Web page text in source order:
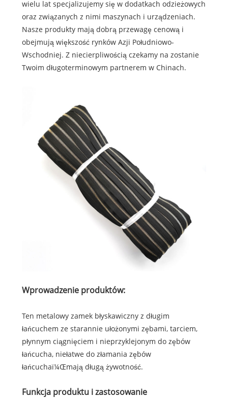
wielu lat specjalizujemy się w dodatkach odzieżowych
oraz związanych z nimi maszynach i urządzeniach.
Nasze produkty mają dobrą przewagę cenową i
obejmują większość rynków Azji Południowo-
Wschodniej. Z niecierpliwością czekamy na zostanie
Twoim długoterminowym partnerem w Chinach.
Wprowadzenie produktów:
Ten metalowy zamek błyskawiczny z długim
łańcuchem ze starannie ułożonymi zębami, tarciem,
płynnym ciągnięciem i nieprzyklejonym do zębów
łańcucha, niełatwe do złamania zębów
łańcuchaï¼Œmają długą żywotność.
Funkcja produktu i zastosowanie